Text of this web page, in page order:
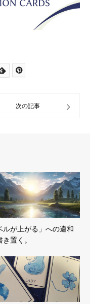
次の記事
ルが上がる」への違和
置く。